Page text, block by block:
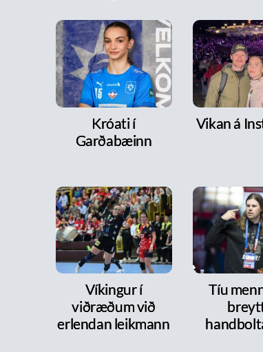
Króati í
Garðabæinn
Vikan á
Víkingur í
viðræðum við
erlendan leikmann
Tíu